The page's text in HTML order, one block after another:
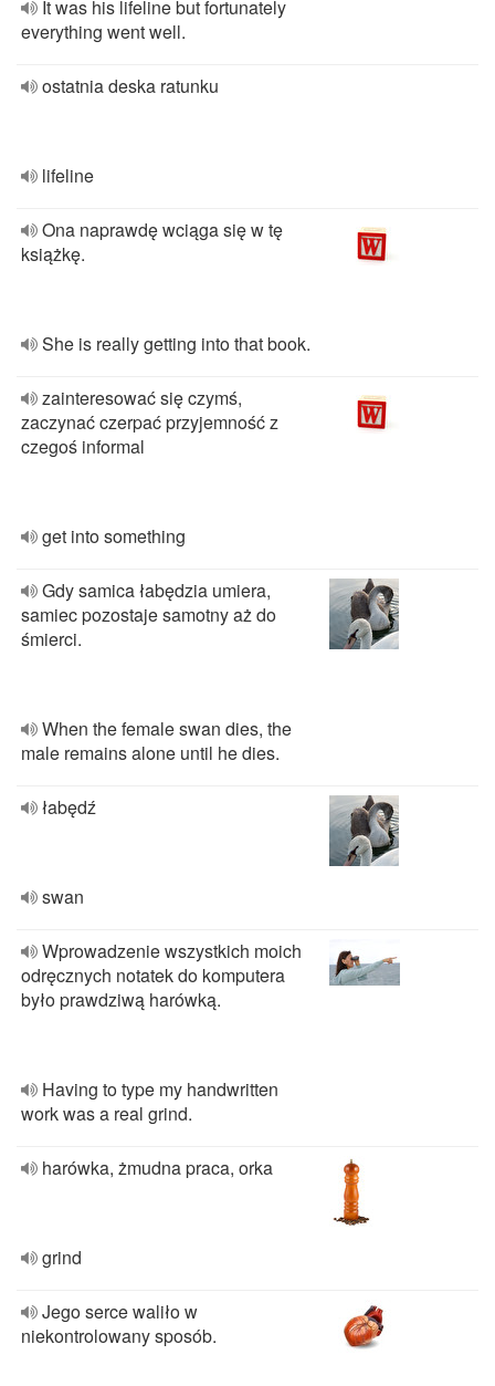
It was his lifeline but fortunately
everything went well.
ostatnia deska ratunku
lifeline
Ona naprawdę wciąga się w tę
książkę.
She is really getting into that book.
zainteresować się czymś,
zaczynać czerpać przyjemność z
czegoś informal
get into something
Gdy samica łabędzia umiera,
samiec pozostaje samotny aż do
śmierci.
When the female swan dies, the
male remains alone until he dies.
łabędź
swan
Wprowadzenie wszystkich moich
odręcznych notatek do komputera
było prawdziwą harówką.
Having to type my handwritten
work was a real grind.
harówka, żmudna praca, orka
grind
Jego serce waliło w
niekontrolowany sposób.